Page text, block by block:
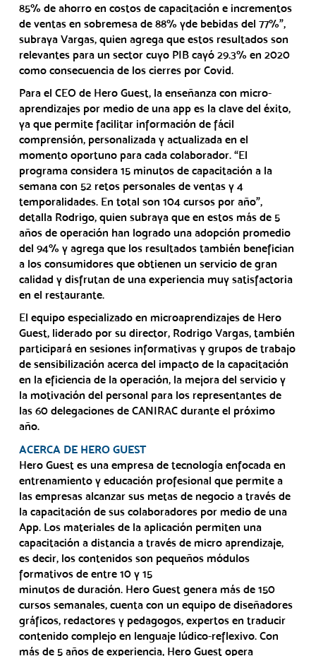
85% de ahorro en costos de capacitación e incrementos
de ventas en sobremesa de 88% yde bebidas del 77%”,
subraya Vargas, quien agrega que estos resultados son
relevantes para un sector cuyo PIB cayó 29.3% en 2020
como consecuencia de los cierres por Covid.
Para el CEO de Hero Guest, la enseñanza con micro-
aprendizajes por medio de una app es la clave del éxito,
ya que permite facilitar información de fácil
comprensión, personalizada y actualizada en el
momento oportuno para cada colaborador. “El
programa considera 15 minutos de capacitación a la
semana con 52 retos personales de ventas y 4
temporalidades. En total son 104 cursos por año”,
detalla Rodrigo, quien subraya que en estos más de 5
años de operación han logrado una adopción promedio
del 94% y agrega que los resultados también benefician
a los consumidores que obtienen un servicio de gran
calidad y disfrutan de una experiencia muy satisfactoria
en el restaurante.
El equipo especializado en microaprendizajes de Hero
Guest, liderado por su director, Rodrigo Vargas, también
participará en sesiones informativas y grupos de trabajo
de sensibilización acerca del impacto de la capacitación
en la eficiencia de la operación, la mejora del servicio y
la motivación del personal para los representantes de
las 60 delegaciones de CANIRAC durante el próximo
año.
ACERCA DE HERO GUEST
Hero Guest es una empresa de tecnología enfocada en
entrenamiento y educación profesional que permite a
las empresas alcanzar sus metas de negocio a través de
la capacitación de sus colaboradores por medio de una
App. Los materiales de la aplicación permiten una
capacitación a distancia a través de micro aprendizaje,
es decir, los contenidos son pequeños módulos
formativos de entre 10 y 15
minutos de duración. Hero Guest genera más de 150
cursos semanales, cuenta con un equipo de diseñadores
gráficos, redactores y pedagogos, expertos en traducir
contenido complejo en lenguaje lúdico-reflexivo. Con
más de 5 años de experiencia, Hero Guest opera